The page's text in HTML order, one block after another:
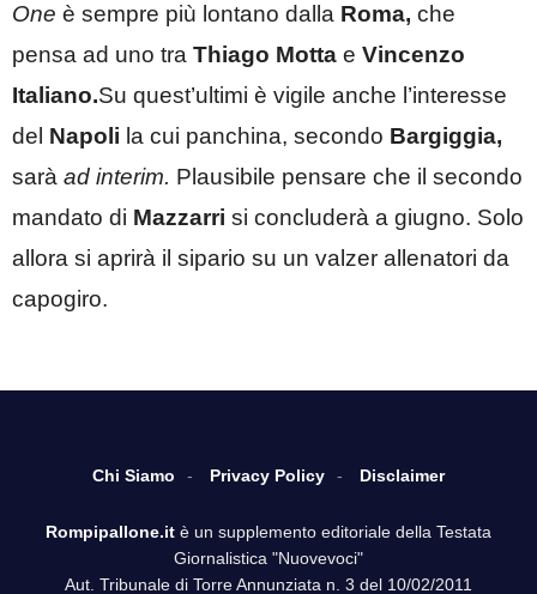
One è sempre più lontano dalla Roma, che
pensa ad uno tra Thiago Motta e Vincenzo
Italiano.Su quest’ultimi è vigile anche l’interesse
del Napoli la cui panchina, secondo Bargiggia,
sarà ad interim. Plausibile pensare che il secondo
mandato di Mazzarri si concluderà a giugno. Solo
allora si aprirà il sipario su un valzer allenatori da
capogiro.
Chi Siamo Privacy Policy Disclaimer
Rompipallone.it è un supplemento editoriale della Testata
Giornalistica "Nuovevoci"
Aut. Tribunale di Torre Annunziata n. 3 del 10/02/2011